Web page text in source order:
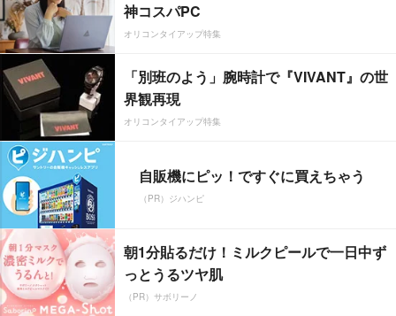
神コスパPC
オリコンタイアップ特集
「別班のよう」腕時計で『VIVANT』の世
界観再現
オリコンタイアップ特集
自販機にピッ！ですぐに買えちゃう
（PR）ジハンピ
朝1分貼るだけ！ミルクピールで一日中ず
っとうるツヤ肌
（PR）サボリーノ